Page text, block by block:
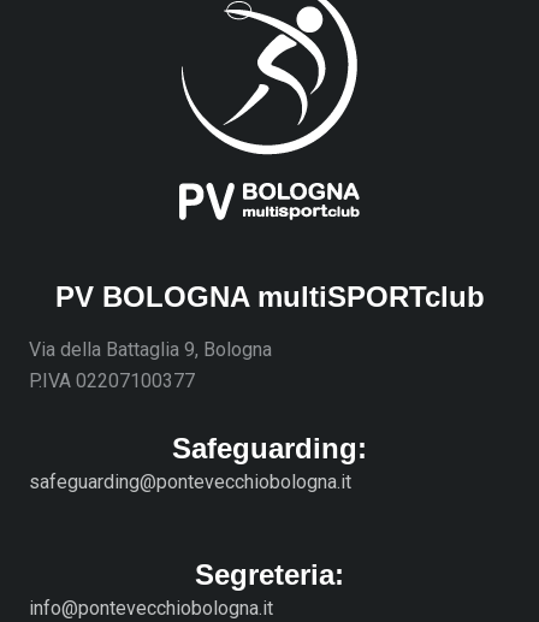
PV BOLOGNA multiSPORTclub
Via della Battaglia 9, Bologna
P.IVA 02207100377
Safeguarding:
safeguarding@pontevecchiobologna.it
Segreteria:
info@pontevecchiobologna.it